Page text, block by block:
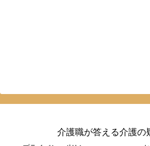
介護職が答える介護の